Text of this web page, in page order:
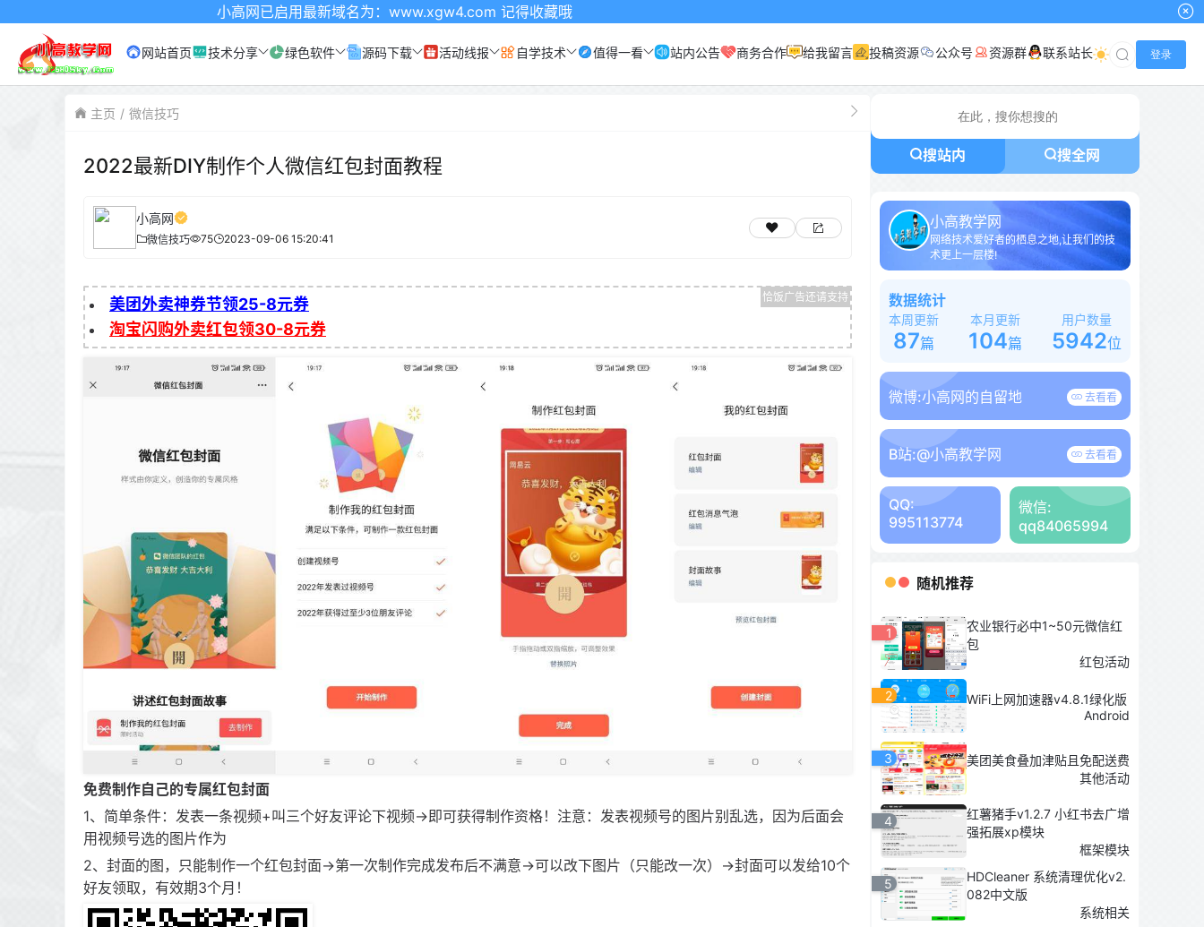
小高网已启用最新域名为：www.xgw4.com 记得收藏哦
网站首页 技术分享 绿色软件 源码下载 活动线报 自学技术 值得一看 站内公告 商务合作 给我留言 投稿资源 公众号 资源群 联系站长 登录
主页 微信技巧
2022最新DIY制作个人微信红包封面教程
小高网
微信技巧 75 2023-09-06 15:20:41
美团外卖神券节领25-8元券
淘宝闪购外卖红包领30-8元券
免费制作自己的专属红包封面
1、简单条件：发表一条视频+叫三个好友评论下视频->即可获得制作资格！注意：发表视频号的图片别乱选，因为后面会
用视频号选的图片作为
2、封面的图，只能制作一个红包封面->第一次制作完成发布后不满意->可以改下图片（只能改一次）->封面可以发给10个
好友领取，有效期3个月！
搜站内 搜全网
小高教学网
网络技术爱好者的栖息之地,让我们的技
术更上一层楼!
数据统计
本周更新
87篇
本月更新
104篇
用户数量
5942位
微博:小高网的自留地 去看看
B站:@小高教学网 去看看
QQ:
995113774
微信:
qq84065994
随机推荐
1
农业银行必中1~50元微信红
包
红包活动
2
WiFi上网加速器v4.8.1绿化版
Android
3
美团美食叠加津贴且免配送费
其他活动
4
红薯猪手v1.2.7 小红书去广增
强拓展xp模块
框架模块
5
HDCleaner 系统清理优化v2.
082中文版
系统相关